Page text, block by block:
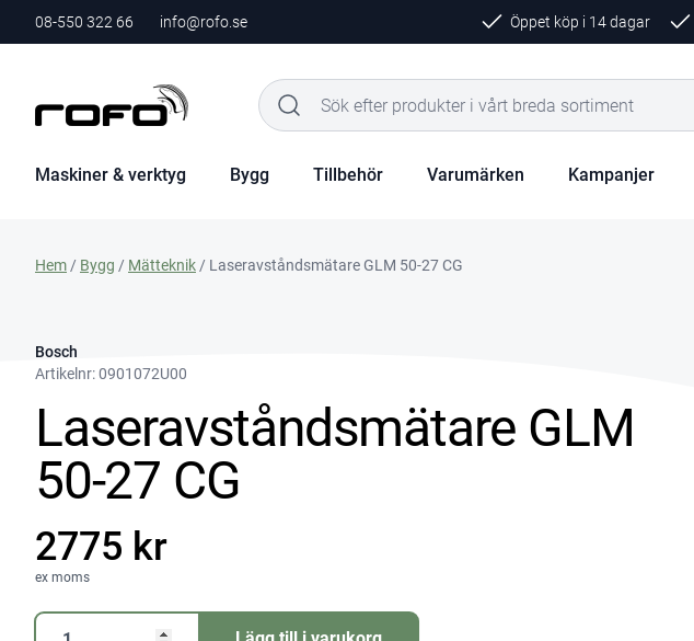
08-550 322 66 info@rofo.se Öppet köp i 14 dagar
Maskiner & verktyg Bygg Tillbehör Varumärken Kampanjer
Hem / Bygg / Mätteknik / Laseravståndsmätare GLM 50-27 CG
Bosch
Artikelnr:0901072U00
Laseravståndsmätare GLM
50-27 CG
2775 kr
ex moms
Laseravståndsmätare